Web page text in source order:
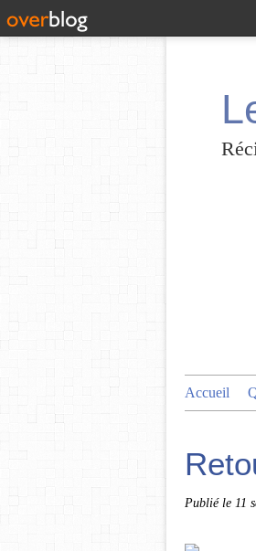
Accueil
Publié le 11